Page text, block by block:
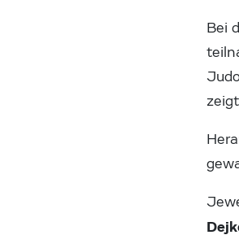
Bei